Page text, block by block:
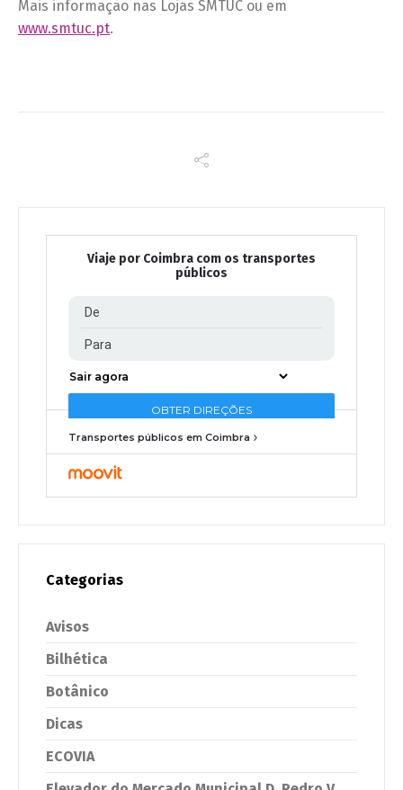
Mais informação nas Lojas SMTUC ou em
www.smtuc.pt.
Viaje por Coimbra com os transportes
públicos
Transportes públicos em Coimbra
Categorias
Avisos
Bilhética
Botânico
Dicas
ECOVIA